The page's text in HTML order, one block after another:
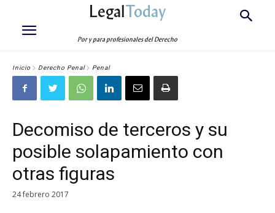
LegalToday
Por y para profesionales del Derecho
Inicio Derecho Penal Penal
Decomiso de terceros y su
posible solapamiento con
otras figuras
24 febrero 2017